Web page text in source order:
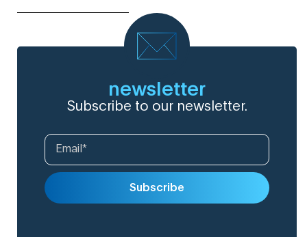
newsletter
Subscribe to our newsletter.